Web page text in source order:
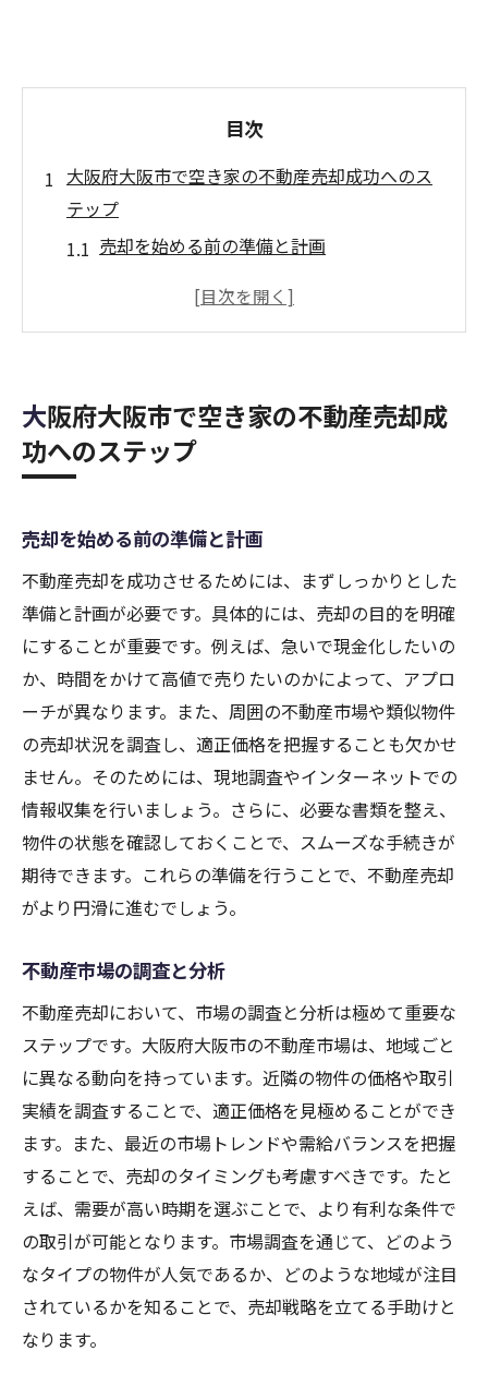
目次
大阪府大阪市で空き家の不動産売却成功へのス
テップ
売却を始める前の準備と計画
不動産市場の調査と分析
売却完了までのタイムライン
不動産売却大阪市で空き家を資産化する方法
リノベーションによる価値向上
賃貸経営の可能性を探る
売却以外の活用法
税務上のメリットと考慮点
資産運用の専門家と相談する
空き家の価値を高める大阪市での不動産売却戦
略
市場での差別化ポイントを探る
ターゲットバイヤーの分析
効果的なマーケティング戦術
改装と修繕による価値向上
売却のタイミングを見極める
大阪市の不動産市場を知り尽くす空き家売却ガ
イド
地域の不動産市場動向の把握
エリア特性と人気の高い条件
競合物件の分析と比較
市況に応じた戦略の変更
不動産会社が提供する最新情報
地域の不動産専門家の意見を活用
安心の不動産売却大阪市の空き家を有効活用す
るには
大阪府大阪市で空き家の不動産売却成
功へのステップ
売却を始める前の準備と計画
不動産売却を成功させるためには、まずしっかりとした
準備と計画が必要です。具体的には、売却の目的を明確
にすることが重要です。例えば、急いで現金化したいの
か、時間をかけて高値で売りたいのかによって、アプロ
ーチが異なります。また、周囲の不動産市場や類似物件
の売却状況を調査し、適正価格を把握することも欠かせ
ません。そのためには、現地調査やインターネットでの
情報収集を行いましょう。さらに、必要な書類を整え、
物件の状態を確認しておくことで、スムーズな手続きが
期待できます。これらの準備を行うことで、不動産売却
がより円滑に進むでしょう。
不動産市場の調査と分析
不動産売却において、市場の調査と分析は極めて重要な
ステップです。大阪府大阪市の不動産市場は、地域ごと
に異なる動向を持っています。近隣の物件の価格や取引
実績を調査することで、適正価格を見極めることができ
ます。また、最近の市場トレンドや需給バランスを把握
することで、売却のタイミングも考慮すべきです。たと
えば、需要が高い時期を選ぶことで、より有利な条件で
の取引が可能となります。市場調査を通じて、どのよう
なタイプの物件が人気であるか、どのような地域が注目
されているかを知ることで、売却戦略を立てる手助けと
なります。